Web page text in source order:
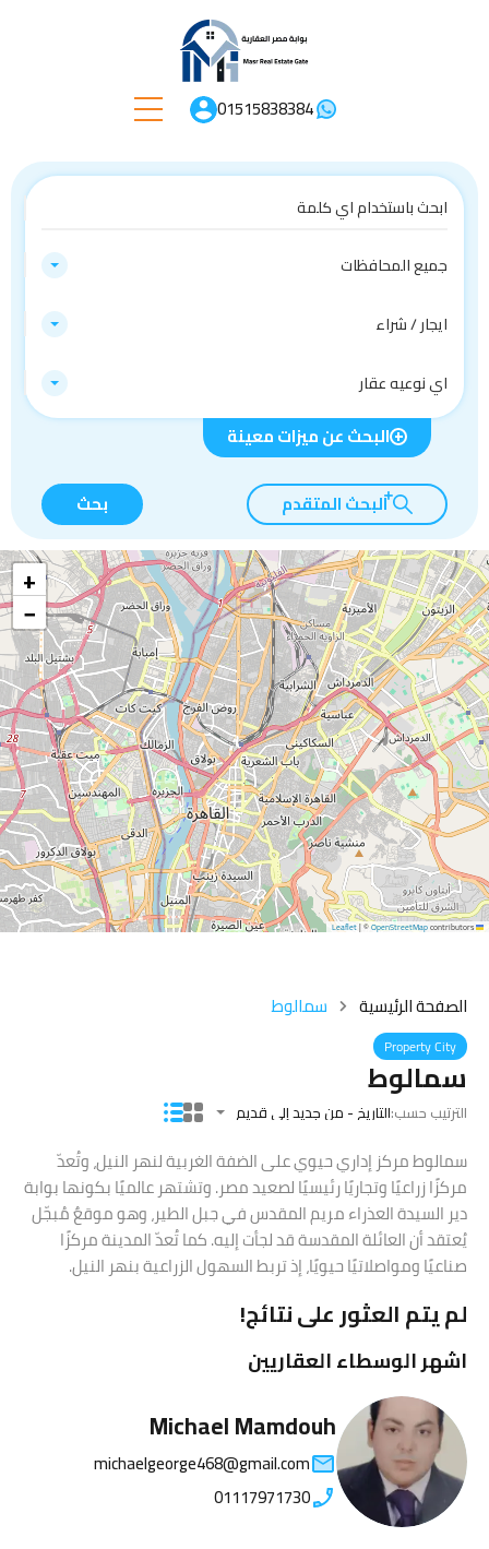
01515838384
جميع المحافظات
ايجار / شراء
اي نوعيه عقار
البحث عن ميزات معينة
البحث المتقدم بحث
+
−
Leaflet
|©OpenStreetMapcontributors
الصفحة الرئيسية سمالوط
Property City
سمالوط
الترتيب حسب:التاريخ - من جديد إلى قديم
سمالوط مركز إداري حيوي على الضفة الغربية لنهر النيل، وتُعدّ
مركزًا زراعيًا وتجاريًا رئيسيًا لصعيد مصر. وتشتهر عالميًا بكونها بوابة
دير السيدة العذراء مريم المقدس في جبل الطير، وهو موقعٌ مُبجّل
يُعتقد أن العائلة المقدسة قد لجأت إليه. كما تُعدّ المدينة مركزًا
صناعيًا ومواصلاتيًا حيويًا، إذ تربط السهول الزراعية بنهر النيل.
لم يتم العثور على نتائج!
اشهر الوسطاء العقاريين
Michael Mamdouh
michaelgeorge468@gmail.com
01117971730